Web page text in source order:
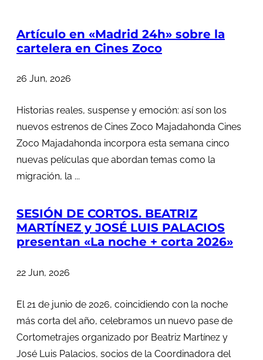
Artículo en «Madrid 24h» sobre la
cartelera en Cines Zoco
26 Jun, 2026
Historias reales, suspense y emoción: así son los
nuevos estrenos de Cines Zoco Majadahonda Cines
Zoco Majadahonda incorpora esta semana cinco
nuevas películas que abordan temas como la
migración, la ...
SESIÓN DE CORTOS. BEATRIZ
MARTÍNEZ y JOSÉ LUIS PALACIOS
presentan «La noche + corta 2026»
22 Jun, 2026
El 21 de junio de 2026, coincidiendo con la noche
más corta del año, celebramos un nuevo pase de
Cortometrajes organizado por Beatriz Martínez y
José Luis Palacios, socios de la Coordinadora del